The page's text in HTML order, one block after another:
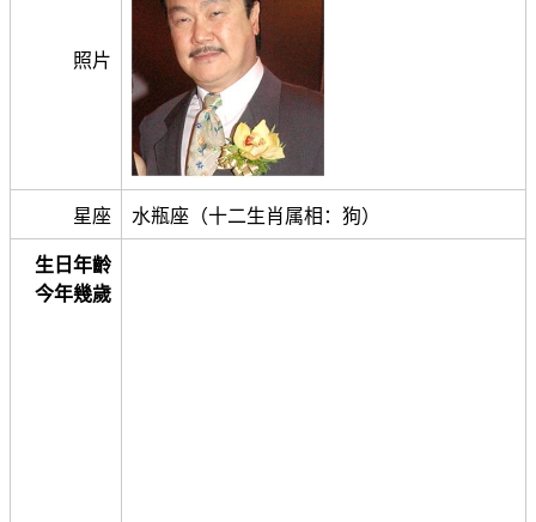
照片
星座 水瓶座（十二生肖属相：狗）
生日年齡
今年幾歲